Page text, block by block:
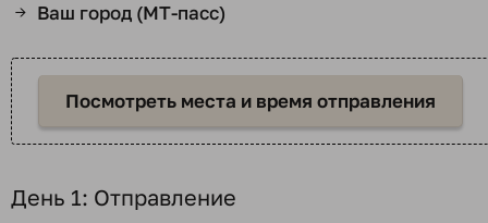
→ Ваш город (МТ-пасс)
Посмотреть места и время отправления
День 1: Отправление